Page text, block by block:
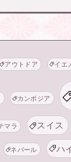
アウトドア イエ
カンボジア
マラ スイス
ネパール ハ